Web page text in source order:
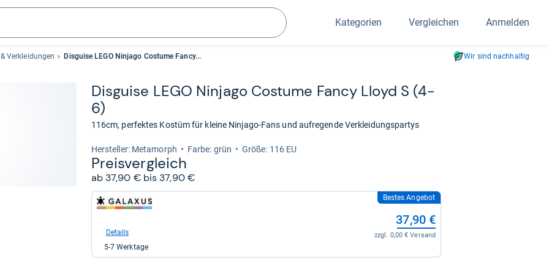
Suchen
Kategorien Vergleichen Anmelden
Verkleidungen Disguise LEGO Ninjago Costume Fancy... Wir sind nachhaltig
Dis­guise LEGO Nin­jago Costume Fancy Lloyd S (4-​
6)
116cm, perfektes Kostüm für kleine Ninjago-Fans und aufregende Verkleidungspartys
Her­stel­ler: Metamorph Farbe: grün Größe: 116 EU
Preis­ver­gleich
ab 37,90 € bis 37,90 €
zum
Shop:
galaxus
37,90
kaufen.
Bestes Angebot
37,90 €
zzgl. 0,00 € Versand
Details
5-7 Werktage